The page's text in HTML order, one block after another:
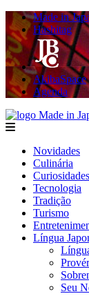
Made in
Hashitag
AkibaSpace
Agenda
menu
Novidades
Culinária
Curiosidades
Tecnologia
Tradição
Turismo
Língua
Seu